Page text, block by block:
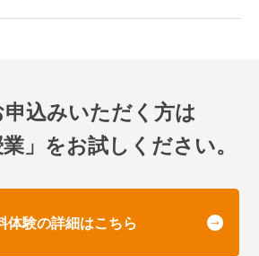
込みいただく方は
業」をお試しください。
体験の詳細はこちら